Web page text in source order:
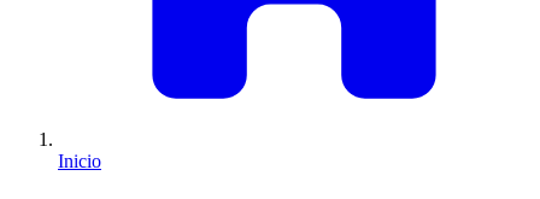
Inicio